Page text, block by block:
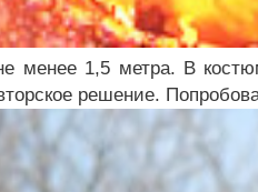
менее 1,5 метра. В
решение.